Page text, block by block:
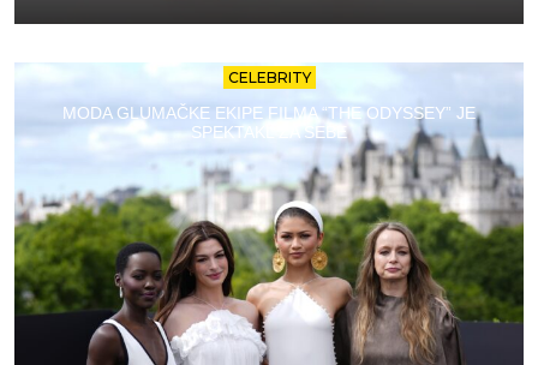
CELEBRITY
MODA GLUMAČKE EKIPE FILMA “THE ODYSSEY” JE
SPEKTAKL ZA SEBE